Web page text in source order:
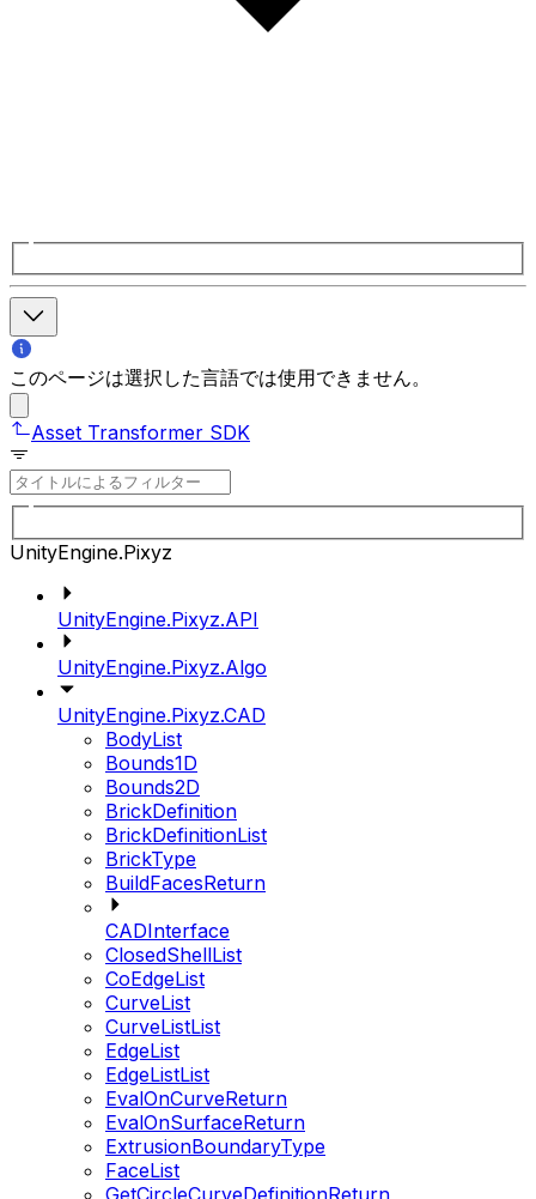
このページは選択した言語では使用できません。
Asset Transformer SDK
UnityEngine.Pixyz
UnityEngine.Pixyz.API
UnityEngine.Pixyz.Algo
UnityEngine.Pixyz.CAD
BodyList
Bounds1D
Bounds2D
BrickDefinition
BrickDefinitionList
BrickType
BuildFacesReturn
CADInterface
ClosedShellList
CoEdgeList
CurveList
CurveListList
EdgeList
EdgeListList
EvalOnCurveReturn
EvalOnSurfaceReturn
ExtrusionBoundaryType
FaceList
GetCircleCurveDefinitionReturn